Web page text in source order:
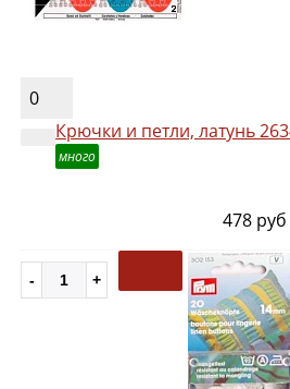
0
Крючки и петли, латунь
много
478 руб